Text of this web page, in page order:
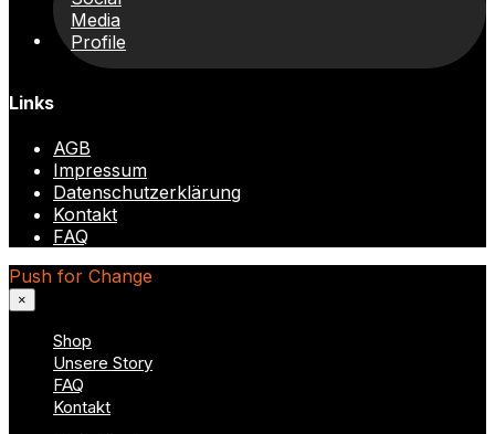
Links
AGB
Impressum
Datenschutzerklärung
Kontakt
FAQ
Push for Change
×
Shop
Unsere Story
FAQ
Kontakt